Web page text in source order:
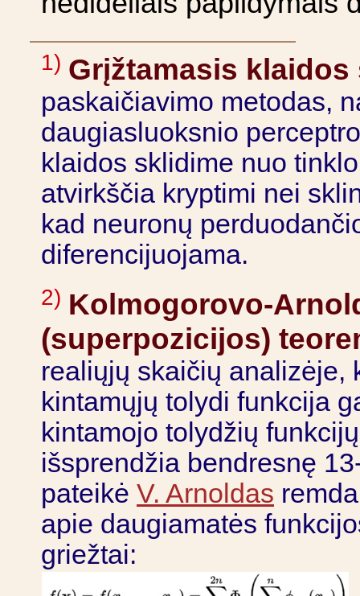
1) Grįžtamasis
paskaičiavimo metodas,
daugiasluoksnio
klaidos sklidime nuo
atvirkščia kryptimi nei
kad neuronų
diferencijuojama.
2) Kolmogorovo-
(superpozicijos)
realiųjų skaičių analizėje,
kintamųjų tolydi funkcija
kintamojo tolydžių
išsprendžia bendresnę
pateikė V. Arnoldas
apie daugiamatės
griežtai: